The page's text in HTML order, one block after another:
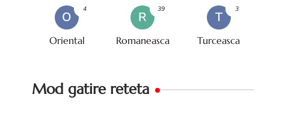
O
Oriental
4
R
Romaneasca
39
T
Turceasca
3
Mod gatire reteta